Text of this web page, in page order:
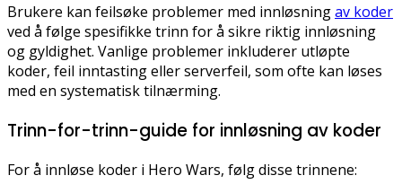
Brukere kan feilsøke problemer med innløsningav koder
ved å følge spesifikke trinn for å sikre riktig innløsning
og gyldighet. Vanlige problemer inkluderer utløpte
koder, feil inntasting eller serverfeil, som ofte kan løses
med en systematisk tilnærming.
Trinn-for-trinn-guide for innløsning av koder
For å innløse koder i Hero Wars, følg disse trinnene: